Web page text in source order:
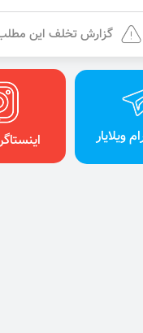
گزارش تخلف این
ویلایار